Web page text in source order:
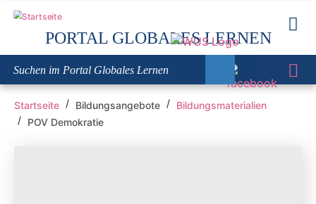
Direkt
PORTAL GLOBALES LERNEN
PFADNAVIGATION
Startseite Bildungsangebote
Bildungsmaterialien
POV Demokratie